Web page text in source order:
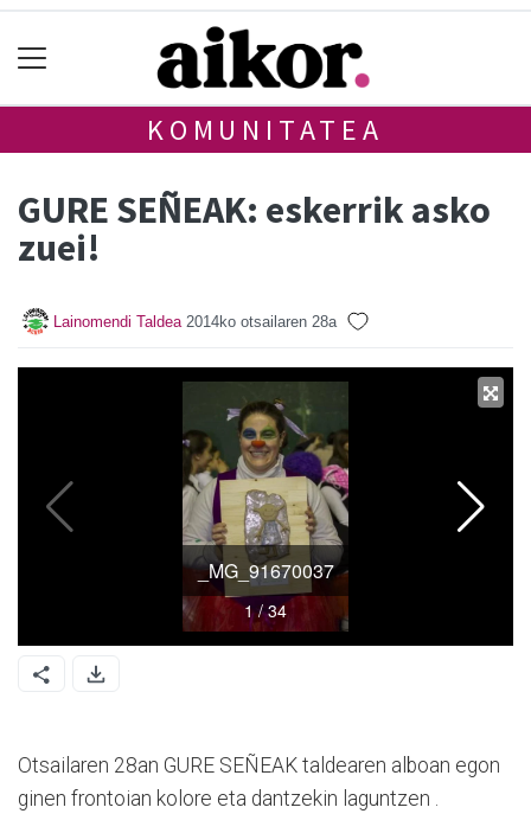
KOMUNITATEA
GURE SEÑEAK: eskerrik asko
zuei!
Lainomendi Taldea 2014ko otsailaren 28a
Otsailaren 28an GURE SEÑEAK taldearen alboan egon
ginen frontoian kolore eta dantzekin laguntzen .